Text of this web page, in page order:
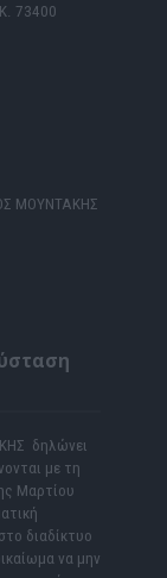
73400
ΜΟΥΝΤΑΚΗΣ
δηλώνει
με τη
Μαρτίου
διαδίκτυο
να μην